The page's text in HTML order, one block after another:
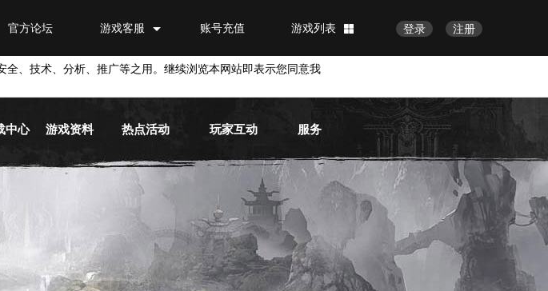
注册
登录
游戏列表
账号充值
游戏客服
官方论坛
全、技术、分析、推广等之用。继续浏览本网站即表示您同意我
中心 游戏资料 热点活动 玩家互动 服务
新手指南
活动专区
兑换平台
官方微博
常见问题
物品找回
账号安全
VIP会员